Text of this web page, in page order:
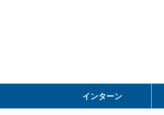
インターン